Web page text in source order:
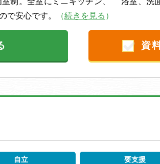
で安心です。
（続きを見る ）
資
自立 要支援